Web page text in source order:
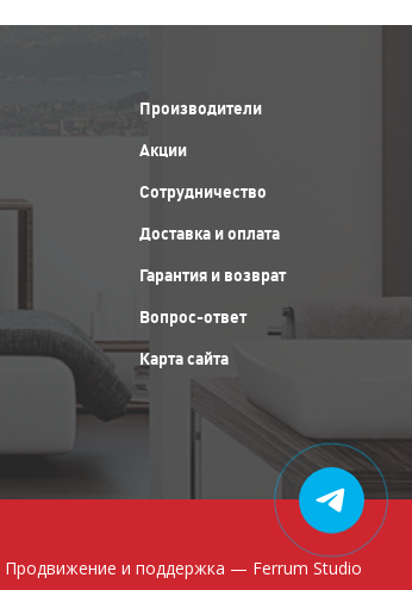
Производители
Акции
Сотрудничество
Доставка и оплата
Гарантия и возврат
Вопрос-ответ
Карта сайта
Продвижение и поддержка — Ferrum Studio